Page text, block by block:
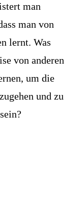
man
man von
lernt. Was
von anderen
um die
und zu